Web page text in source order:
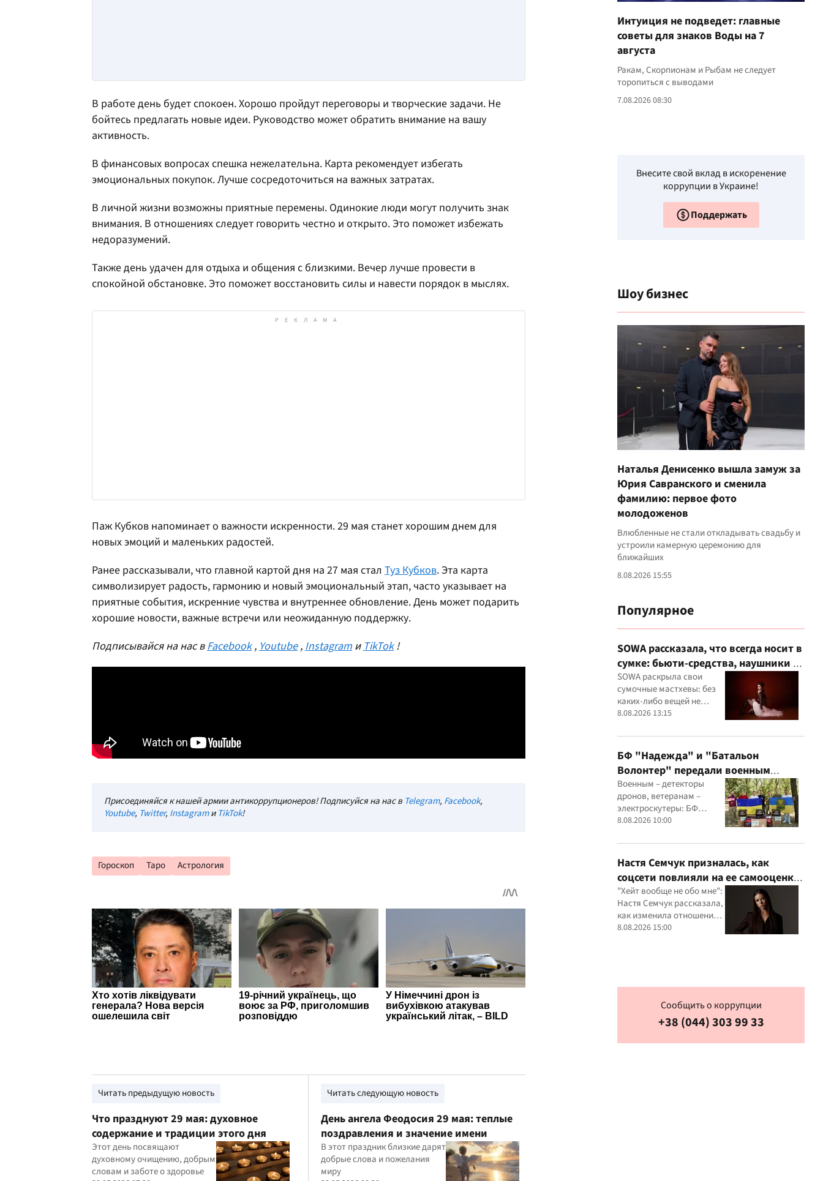
В работе день будет спокоен. Хорошо пройдут переговоры и творческие задачи. Не
бойтесь предлагать новые идеи. Руководство может обратить внимание на вашу
активность.
В финансовых вопросах спешка нежелательна. Карта рекомендует избегать
эмоциональных покупок. Лучше сосредоточиться на важных затратах.
В личной жизни возможны приятные перемены. Одинокие люди могут получить знак
внимания. В отношениях следует говорить честно и открыто. Это поможет избежать
недоразумений.
Также день удачен для отдыха и общения с близкими. Вечер лучше провести в
спокойной обстановке. Это поможет восстановить силы и навести порядок в мыслях.
Паж Кубков напоминает о важности искренности. 29 мая станет хорошим днем для
новых эмоций и маленьких радостей.
Ранее рассказывали, что главной картой дня на 27 мая стал Туз Кубков. Эта карта
символизирует радость, гармонию и новый эмоциональный этап, часто указывает на
приятные события, искренние чувства и внутреннее обновление. День может подарить
хорошие новости, важные встречи или неожиданную поддержку.
Подписывайся на нас в Facebook , Youtube , Instagram и TikTok !
Присоединяйся к нашей армии антикоррупционеров! Подписуйся на нас в Telegram, Facebook,
Youtube, Twitter, InstagramиTikTok!
Гороскоп Таро Астрология
Читать предыдущую новость
Что празднуют 29 мая: духовное
содержание и традиции этого дня
Этот день посвящают
духовному очищению, добрым
словам и заботе о здоровье
Читать следующую новость
День ангела Феодосия 29 мая: теплые
поздравления и значение имени
В этот праздник близкие дарят
добрые слова и пожелания
миру
Интуиция не подведет: главные
советы для знаков Воды на 7
августа
Ракам, Скорпионам и Рыбам не следует
торопиться с выводами
7.08.2026 08:30
Внесите свой вклад в искоренение
коррупции в Украине!
Поддержать
Шоу бизнес
Наталья Денисенко вышла замуж за
Юрия Савранского и сменила
фамилию: первое фото
молодоженов
Влюбленные не стали откладывать свадьбу и
устроили камерную церемонию для
ближайших
8.08.2026 15:55
Популярное
SOWA рассказала, что всегда носит в
сумке: бьюти-средства, наушники и
флешки с музыкой
SOWA раскрыла свои
сумочные мастхевы: без
каких-либо вещей не
выходит из дома
8.08.2026 13:15
БФ "Надежда" и "Батальон
Волонтер" передали военным
детекторы дронов, Starlink и
генераторы
Военным – детекторы
дронов, ветеранам –
электроскутеры: БФ
"Надежда" и "Батальон
миссию
8.08.2026 10:00
Настя Семчук призналась, как
соцсети повлияли на ее самооценку:
"Я стала сомневаться в себе"
"Хейт вообще не обо мне":
Настя Семчук рассказала,
как изменила отношение к
критике
8.08.2026 15:00
Сообщить о коррупции
+38 (044) 303 99 33